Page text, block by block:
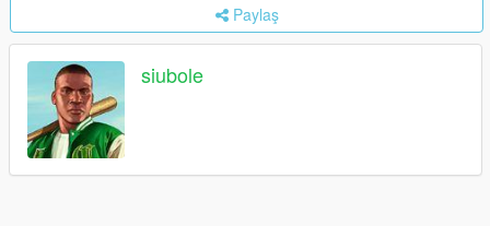
Paylaş
siubole